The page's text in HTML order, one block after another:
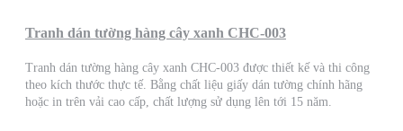
Tranh dán tường hàng cây xanh CHC-003
Tranh dán tường hàng cây xanh CHC-003 được thiết kế và thi công
theo kích thước thực tế. Bằng chất liệu giấy dán tường chính hãng
hoặc in trên vải cao cấp, chất lượng sử dụng lên tới 15 năm.